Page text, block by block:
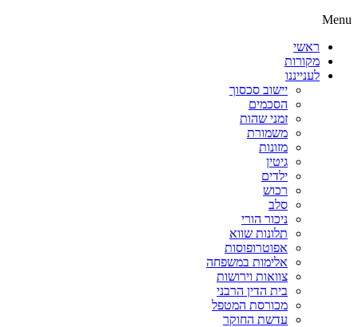
Menu
ראשי
מקורות
לענייננו
יישוב סכסוך
הסכמים
זמני שהות
משמורת
מזונות
גיטין
ילדים
רכוש
סלב
ניכור הורי
תלונות שווא
אפוטרופוסות
אלימות במשפחה
צוואות וירושות
בית הדין הרבני
מכורסת המטפל
עדשת החוקר